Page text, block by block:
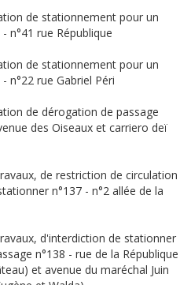
de stationnement pour un
n°41 rue République
de stationnement pour un
n°22 rue Gabriel Péri
de dérogation de passage
des Oiseaux et carriero deï
de restriction de circulation
n°137 - n°2 allée de la
d'interdiction de stationner
n°138 - rue de la République
et avenue du maréchal Juin